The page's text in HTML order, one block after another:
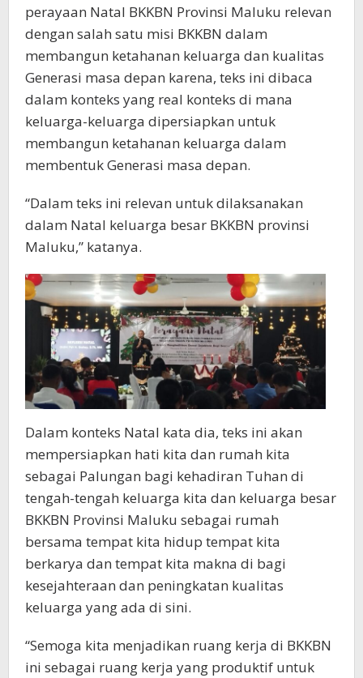
perayaan Natal BKKBN Provinsi Maluku relevan
dengan salah satu misi BKKBN dalam
membangun ketahanan keluarga dan kualitas
Generasi masa depan karena, teks ini dibaca
dalam konteks yang real konteks di mana
keluarga-keluarga dipersiapkan untuk
membangun ketahanan keluarga dalam
membentuk Generasi masa depan.
“Dalam teks ini relevan untuk dilaksanakan
dalam Natal keluarga besar BKKBN provinsi
Maluku,” katanya.
Dalam konteks Natal kata dia, teks ini akan
mempersiapkan hati kita dan rumah kita
sebagai Palungan bagi kehadiran Tuhan di
tengah-tengah keluarga kita dan keluarga besar
BKKBN Provinsi Maluku sebagai rumah
bersama tempat kita hidup tempat kita
berkarya dan tempat kita makna di bagi
kesejahteraan dan peningkatan kualitas
keluarga yang ada di sini.
“Semoga kita menjadikan ruang kerja di BKKBN
ini sebagai ruang kerja yang produktif untuk